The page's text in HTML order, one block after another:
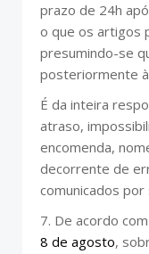
prazo de 24h
o que os artigos
presumindo-se
posteriormente
É da inteira
atraso,
encomenda,
decorrente de
comunicados por
7. De acordo
8 de agosto,